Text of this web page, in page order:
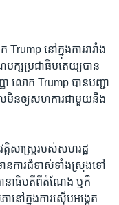
នៅ​ក្នុង​ការ​រារាំង​
ក្ស​ប្រជាធិបតេយ្យ​បាន​
ា លោក Trump បាន​បញ្ជា​
ាល​មិន​ឲ្យ​សហការ​ជាមួយ​នឹង​
ត្តិសាស្ត្រ​របស់​សហរដ្ឋ​
មាន​ការ​ជំទាស់​ទាំង​ស្រុង​ទៅ​
ធានាធិបតី​ពី​តំណែង ឬ​ក៏​
ា​នៅ​ក្នុង​ការ​ស៊ើប​អង្កេត​